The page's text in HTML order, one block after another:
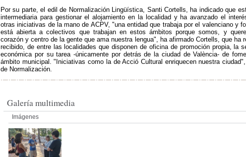
Por su parte, el edil de Normalización Lingüística, Santi Cortells, ha indicado que
intermediaria para gestionar el alojamiento en la localidad y ha avanzado el
otras iniciativas de la mano de ACPV, "una entidad que trabaja por el valenciano y
está abierta a colectivos que trabajan en estos ámbitos porque somos, y
corazón y centro de la gente que ama nuestra lengua", ha afirmado Cortells, que ha
recibido, de entre las localidades que disponen de oficina de promoción propia, la
económica por su tarea -únicamente por detrás de la ciudad de València- de
ámbito municipal. "Iniciativas como la de Acció Cultural enriquecen nuestra
de Normalización.
Galería multimedia
Imágenes